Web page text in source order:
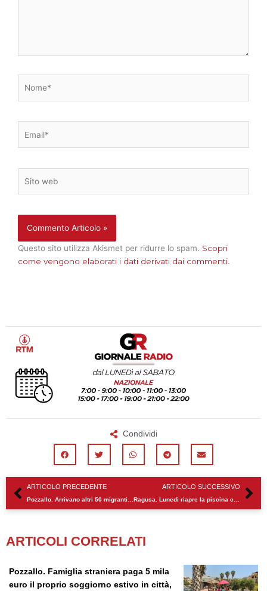
web
Questo sito utilizza Akismet per ridurre lo spam. Scopri
come vengono elaborati i dati derivati dai commenti.
Condividi
Precedente
ARTICOLO PRECEDENTE
Pozzallo. Arrivano altri 50 migranti dopo lo sbarco di stanotte
ARTICOLO SUCCESSIVO
Ragusa. Lunedì riapre la piscina comunale
ARTICOLI CORRELATI
Pozzallo. Famiglia straniera paga 5 mila
euro il proprio soggiorno estivo in città,